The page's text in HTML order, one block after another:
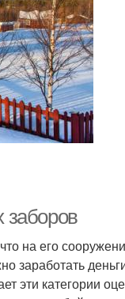
на его
заработать
эти категории